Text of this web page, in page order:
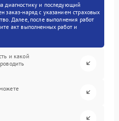
диагностику и последующий
заказ-наряд с указанием страховых
Далее, после выполнения работ
акт выполненных работ и
и какой